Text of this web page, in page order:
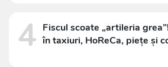
4 Fiscul scoate „artileria
în taxiuri, HoReCa, piețe și